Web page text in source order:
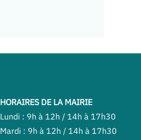
HORAIRES DE LA MAIRIE
Lundi : 9h à 12h / 14h à 17h30
Mardi : 9h à 12h / 14h à 17h30